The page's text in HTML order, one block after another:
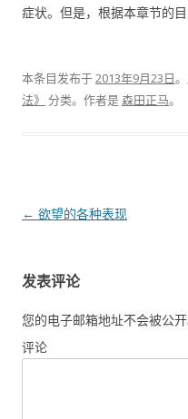
症状。但是，根据本章节的
本条目发布于2013年9月23日
法》 分类。 作者是森田正马。
文章导航
← 欲望的各种表现
发表评论
您的电子邮箱地址不会被公开
评论